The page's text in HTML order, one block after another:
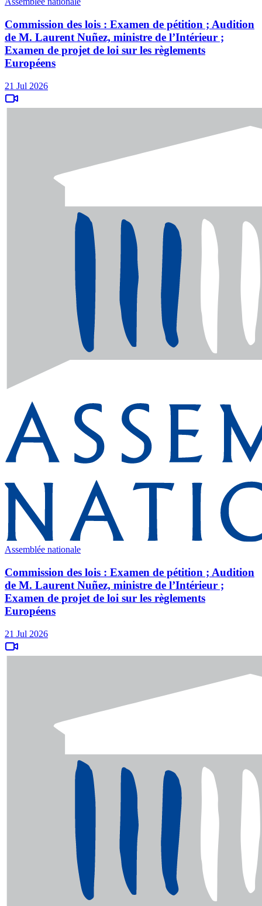
Commission des lois : Examen de pétition ; Audition
de M. Laurent Nuñez, ministre de l’Intérieur ;
Examen de projet de loi sur les règlements
Européens
21 Jul 2026
Assemblée nationale
Commission des lois : Examen de pétition ; Audition
de M. Laurent Nuñez, ministre de l’Intérieur ;
Examen de projet de loi sur les règlements
Européens
21 Jul 2026